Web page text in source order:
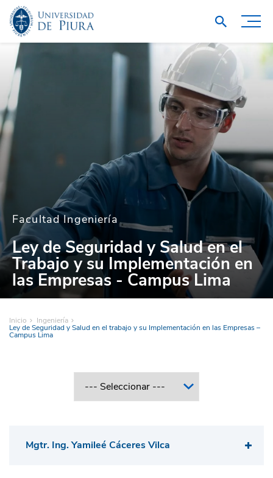
Facultad Ingeniería
Ley de Seguridad y Salud en el
Trabajo y su Implementación en
las Empresas - Campus Lima
Inicio Ingeniería
Ley de Seguridad y Salud en el trabajo y su Implementación en las Empresas –
Campus Lima
Mgtr. Ing. Yamileé Cáceres Vilca